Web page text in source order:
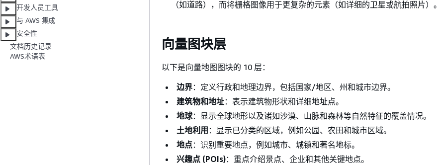
开发人员工具
与 AWS 集成
安全性
文档历史记录
AWS术语表
（如道路），而将栅格图像用于更复杂的元素（如详细的卫星或航拍照片）。
向量图块层
以下是向量地图图块的 10 层：
边界：定义行政和地理边界，包括国家/地区、州和城市边界。
建筑物和地址：表示建筑物形状和详细地址点。
地球：显示全球地形以及诸如沙漠、山脉和森林等自然特征的覆盖情况。
土地利用 ：显示已分类的区域，例如公园、农田和城市区域。
地点：识别重要地点，例如城市、城镇和著名地标。
兴趣点 (POIs)：重点介绍景点、企业和其他关键地点。